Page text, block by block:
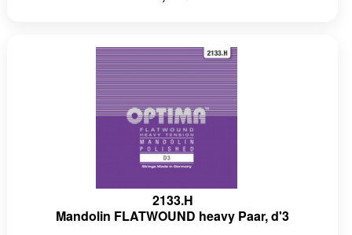
2133.H
Mandolin FLATWOUND heavy Paar, d'3